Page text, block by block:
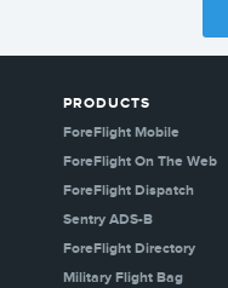
PRODUCTS
ForeFlight Mobile
ForeFlight On The Web
ForeFlight Dispatch
Sentry ADS-B
ForeFlight Directory
Military Flight Bag